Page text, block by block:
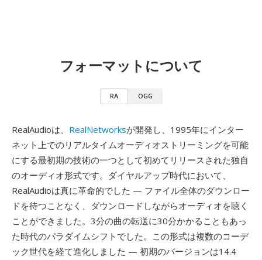
フォーマットについて
RA OGG
RealAudioは、 RealNetworksが開発し、1995年にインター
ネット上でのリアルタイムオーディオストリーミングを可能
にする最初期の技術の一つとして初めてリリースされた独自
のオーディオ形式です。ダイヤルアップ時代において、
RealAudioは真に革命的でした — ファイル全体のダウンロー
ドを待つことなく、ダウンロードしながらオーディオを聴く
ことができました。3分の曲の転送に30分かかることもあっ
た時代のパラダイムシフトでした。この形式は複数のコーデ
ック世代を経て進化しました — 初期のバージョンは14.4